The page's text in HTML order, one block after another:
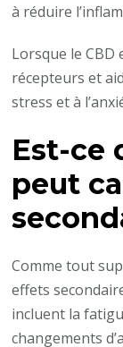
à réduire
Lorsque le CBD
récepteurs et
stress et à
Est-ce
peut
Comme tout
effets
incluent la
changements